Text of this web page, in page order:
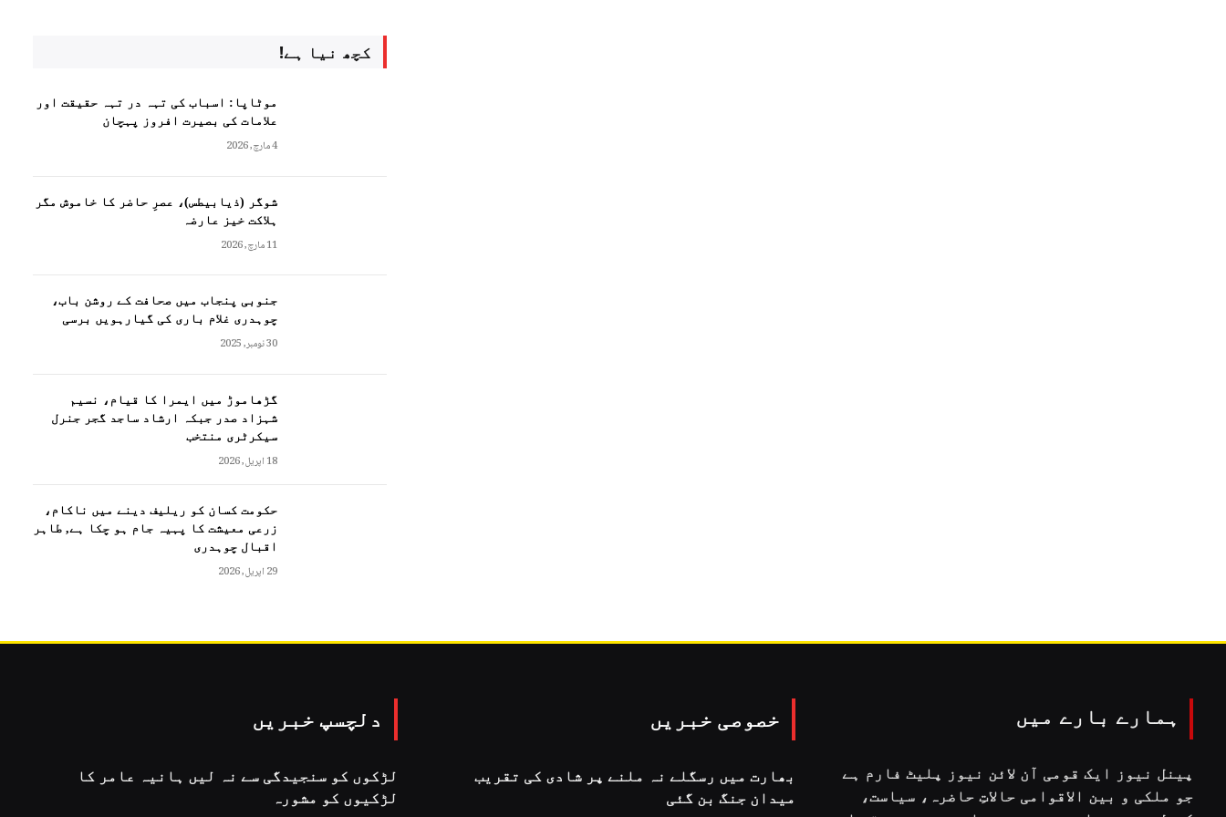
کچھ نیا ہے!
موٹاپا: اسباب کی تہہ در تہہ حقیقت اور
علامات کی بصیرت افروز پہچان
4 مارچ, 2026
شوگر (ذیابیطس)، عصرِ حاضر کا خاموش مگر
ہلاکت خیز عارضہ
11 مارچ, 2026
جنوبی پنجاب میں صحافت کے روشن باب،
چوہدری غلام باری کی گیارہویں برسی
30 نومبر, 2025
گڑھاموڑ میں ایمرا کا قیام، نسیم
شہزاد صدر جبکہ ارشاد ساجد گجر جنرل
سیکرٹری منتخب
18 اپریل, 2026
حکومت کسان کو ریلیف دینے میں ناکام،
زرعی معیشت کا پہیہ جام ہو چکا ہے, طاہر
اقبال چوہدری
29 اپریل, 2026
ہمارے بارے میں
پینل نیوز ایک قومی آن لائن نیوز پلیٹ فارم ہے
جو ملکی و بین الاقوامی حالاتِ حاضرہ، سیاست،
خصوصی خبریں
بھارت میں رسگلے نہ ملنے پر شادی کی تقریب
میدان جنگ بن گئی
دلچسپ خبریں
لڑکوں کو سنجیدگی سے نہ لیں ہانیہ عامر کا
لڑکیوں کو مشورہ